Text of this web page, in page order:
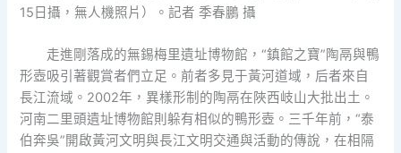
15日攝，無人機照片）。記者 季春鵬 攝
走進剛落成的無錫梅里遺址博物館，“鎮館之寶”陶鬲與鴨
形壺吸引著觀賞者們立足。前者多見于黃河道域，后者來自
長江流域。2002年，異樣形制的陶鬲在陜西岐山大批出土。
河南二里頭遺址博物館則躲有相似的鴨形壺。三千年前，“泰
伯奔吳”開啟黃河文明與長江文明交通與活動的傳說，在相隔